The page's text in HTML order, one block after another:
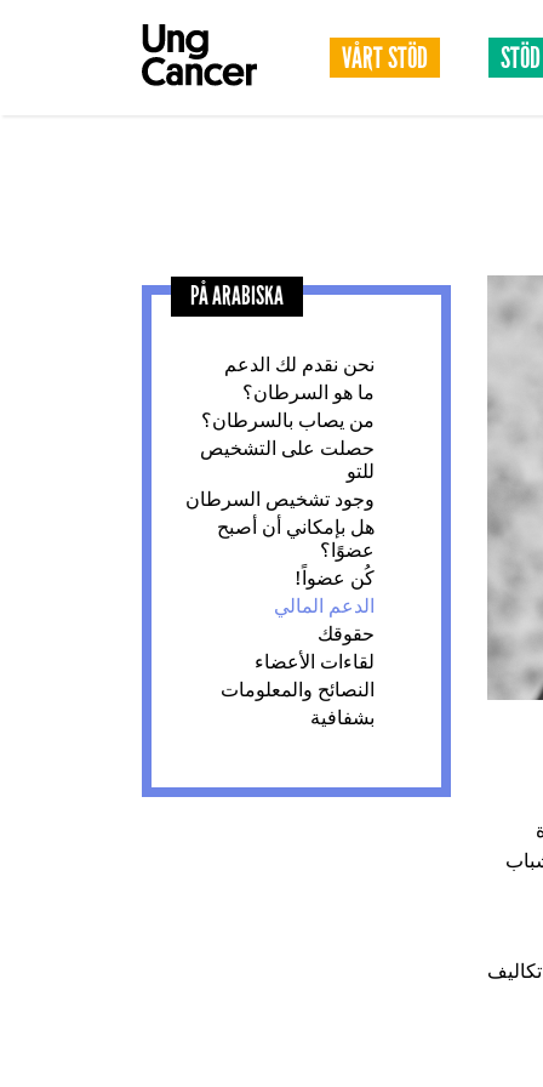
VÅRT STÖD
PÅ ARABISKA
نحن نقدم لك الدعم
ما هو السرطان؟
من يصاب بالسرطان؟
حصلت على التشخيص
للتو
وجود تشخيص السرطان
هل بإمكاني أن أصبح
عضوًا؟
كُن عضواً!
الدعم المالي
حقوقك
لقاءات الأعضاء
النصائح والمعلومات
بشفافية